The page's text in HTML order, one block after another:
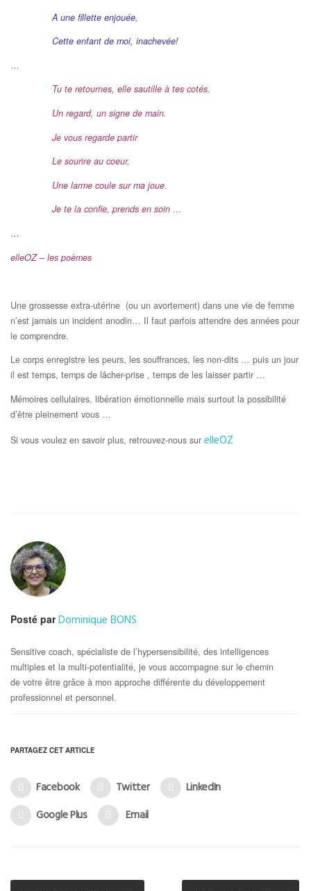
A une fillette enjouée,
Cette enfant de moi, inachevée!
…
Tu te retournes, elle sautille à tes cotés.
Un regard, un signe de main.
Je vous regarde partir
Le sourire au coeur,
Une larme coule sur ma joue.
Je te la confie, prends en soin …
…
elleOZ – les poèmes
Une grossesse extra-utérine (ou un avortement) dans une vie de femme
n’est jamais un incident anodin… Il faut parfois attendre des années pour
le comprendre.
Le corps enregistre les peurs, les souffrances, les non-dits … puis un jour
il est temps, temps de lâcher-prise , temps de les laisser partir …
Mémoires cellulaires, libération émotionnelle mais surtout la possibilité
d’être pleinement vous …
Si vous voulez en savoir plus, retrouvez-nous sur elleOZ
Posté parDominique BONS
Sensitive coach, spécialiste de l’hypersensibilité, des intelligences
multiples et la multi-potentialité, je vous accompagne sur le chemin
de votre être grâce à mon approche différente du développement
professionnel et personnel.
PARTAGEZ CET ARTICLE
Facebook Twitter
LinkedIn
Google Plus
Email